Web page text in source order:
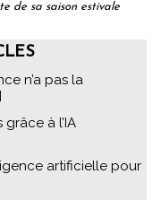
de sa saison estivale
n’a pas la
à l’IA
artificielle pour